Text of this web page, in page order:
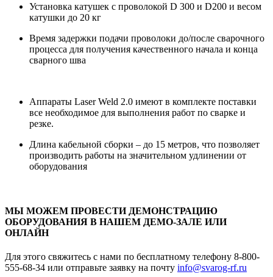
Установка катушек с проволокой D 300 и D200 и весом
катушки до 20 кг
Время задержки подачи проволоки до/после сварочного
процесса для получения качественного начала и конца
сварного шва
Аппараты Laser Weld 2.0 имеют в комплекте поставки
все необходимое для выполнения работ по сварке и
резке.
Длина кабельной сборки – до 15 метров, что позволяет
производить работы на значительном удлинении от
оборудования
МЫ МОЖЕМ ПРОВЕСТИ ДЕМОНСТРАЦИЮ
ОБОРУДОВАНИЯ В НАШЕМ ДЕМО-ЗАЛЕ ИЛИ
ОНЛАЙН
Для этого свяжитесь с нами по бесплатному телефону 8-800-
555-68-34 или отправьте заявку на почту info@svarog-rf.ru